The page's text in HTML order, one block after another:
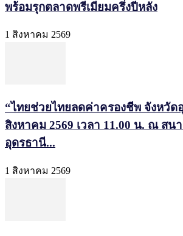
พร้อมรุกตลาดพรีเมียมครึ่งปีหลัง
1 สิงหาคม 2569
“ไทยช่วยไทยลดค่าครองชีพ จังหวัด
สิงหาคม 2569 เวลา 11.00 น. ณ สน
อุดรธานี...
1 สิงหาคม 2569